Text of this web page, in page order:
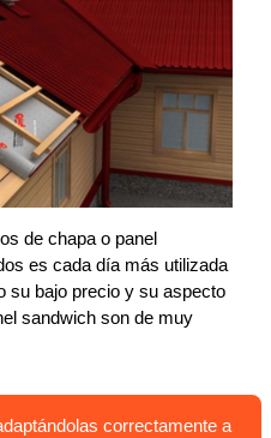
de chapa o panel
es cada día más utilizada
su bajo precio y su aspecto
sandwich son de muy
correctamente a